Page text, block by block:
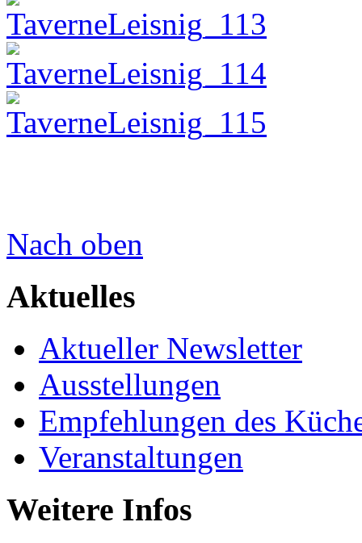
Nach oben
Aktuelles
Aktueller Newsletter
Ausstellungen
Empfehlungen des
Veranstaltungen
Weitere Infos